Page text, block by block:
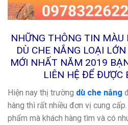
NHỮNG THÔNG TIN MÀU
DÙ CHE NẮNG LOẠI
MỚI NHẤT NĂM 2019
LIÊN HỆ ĐỂ ĐƯỢC
Hiện nay thị trường dù che nắng
hàng thì rất nhiều đơn vị cung
phẩm mà khách hàng tìm và có